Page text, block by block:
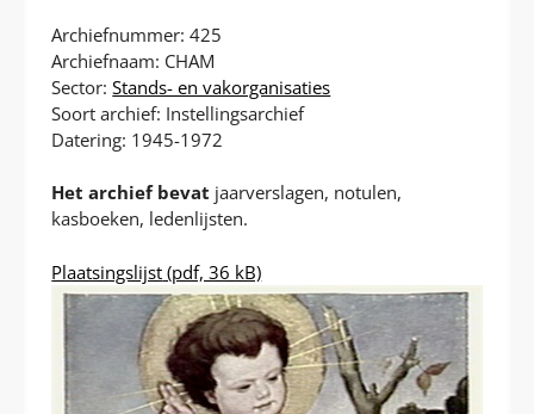
Archiefnummer: 425
Archiefnaam: CHAM
Sector:Stands- en vakorganisaties
Soort archief: Instellingsarchief
Datering: 1945-1972
Het archief bevat jaarverslagen, notulen,
kasboeken, ledenlijsten.
Plaatsingslijst (pdf, 36 kB)